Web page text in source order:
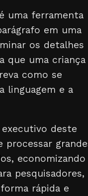
uma ferramenta
em uma
os detalhes
que uma criança
como se
linguagem e a
deste
processar
economizando
pesquisadores,
rápida e